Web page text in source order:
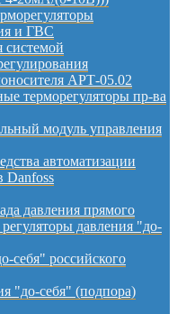
и ГВС
системой
АРТ-05.02
терморегуляторы пр-ва
модуль управления
автоматизации
Danfoss
давления прямого
давления "до-
себя" российского
"до-себя" (подпора)